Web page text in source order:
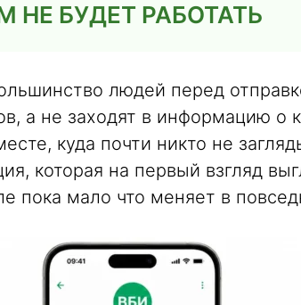
НЕ БУДЕТ РАБОТАТЬ
людей перед
а не заходят в информацию о
куда почти никто не
которая на первый взгляд
пока мало что меняет в